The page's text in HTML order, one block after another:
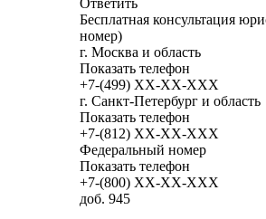
Ответить
Бесплатная консультация
номер)
г. Москва и область
Показать телефон
+7-(499) XX-XX-XXX
г. Санкт-Петербург и область
Показать телефон
+7-(812) XX-XX-XXX
Федеральный номер
Показать телефон
+7-(800) XX-XX-XXX
доб. 945